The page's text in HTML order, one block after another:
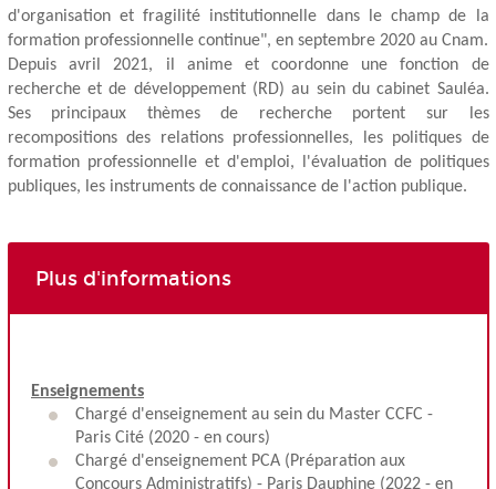
d'organisation et fragilité institutionnelle dans le champ de la
formation professionnelle continue", en septembre 2020 au Cnam.
Depuis avril 2021, il anime et coordonne une fonction de
recherche et de développement (RD) au sein du cabinet Sauléa.
Ses principaux thèmes de recherche portent sur les
recompositions des relations professionnelles, les politiques de
formation professionnelle et d'emploi, l'évaluation de politiques
publiques, les instruments de connaissance de l'action publique.
Plus d'informations
Enseignements
Chargé d'enseignement au sein du Master CCFC -
Paris Cité (2020 - en cours)
Chargé d'enseignement PCA (Préparation aux
Concours Administratifs) - Paris Dauphine (2022 - en